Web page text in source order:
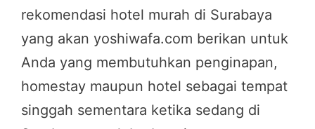
rekomendasi hotel murah di Surabaya
yang akan yoshiwafa.com berikan untuk
Anda yang membutuhkan penginapan,
homestay maupun hotel sebagai tempat
singgah sementara ketika sedang di